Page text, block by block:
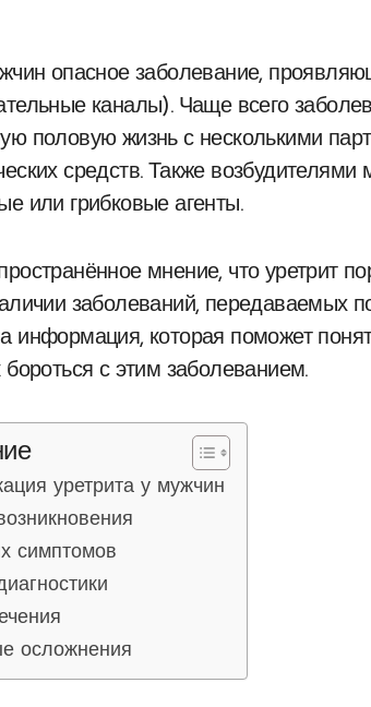
каналы). Чаще всего
половую жизнь с несколькими
средств. Также
или грибковые агенты.
мнение, что уретрит
заболеваний, передаваемых
информация, которая поможет
с этим заболеванием.
уретрита у мужчин
симптомов
осложнения